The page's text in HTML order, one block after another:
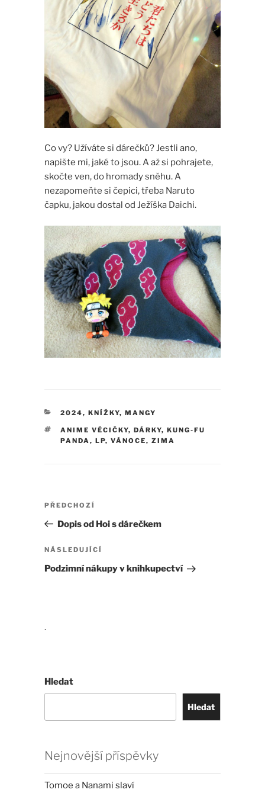
Co vy? Užíváte si dárečků? Jestli ano,
napište mi, jaké to jsou. A až si pohrajete,
skočte ven, do hromady sněhu. A
nezapomeňte si čepici, třeba Naruto
čapku, jakou dostal od Ježíška Daichi.
RUBRIKY
2024,KNÍŽKY,MANGY
ŠTÍTKY
ANIME VĚCIČKY,DÁRKY,KUNG-FU
PANDA,LP,VÁNOCE,ZIMA
Navigace
příspěvek
Předchozí
příspěvek
PŘEDCHOZÍ
Dopis od Hoi s dárečkem
Následující
příspěvek
NÁSLEDUJÍCÍ
Podzimní nákupy v knihkupectví
.
Hledat
Hledat
Nejnovější příspěvky
Tomoe a Nanami slaví